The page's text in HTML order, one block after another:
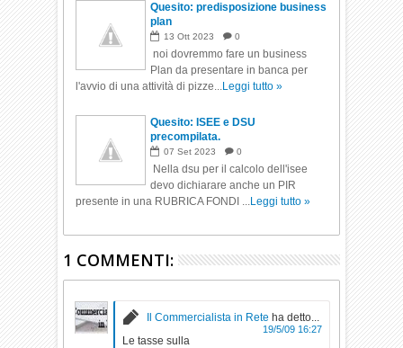
Quesito: predisposizione business
plan
13 Ott 2023 0
noi dovremmo fare un business
Plan da presentare in banca per
l'avvio di una attività di pizze...Leggi tutto »
Quesito: ISEE e DSU
precompilata.
07 Set 2023 0
Nella dsu per il calcolo dell'isee
devo dichiarare anche un PIR
presente in una RUBRICA FONDI ...Leggi tutto »
1 COMMENTI:
Il Commercialista in Rete ha detto...
19/5/09 16:27
Le tasse sulla